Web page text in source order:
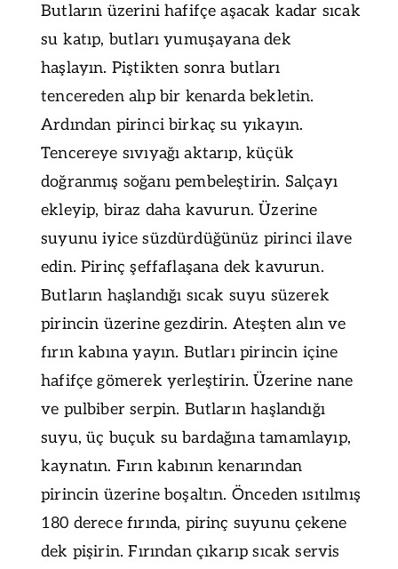
Butların üzerini hafifçe aşacak kadar sıcak
su katıp, butları yumuşayana dek
haşlayın. Piştikten sonra butları
tencereden alıp bir kenarda bekletin.
Ardından pirinci birkaç su yıkayın.
Tencereye sıvıyağı aktarıp, küçük
doğranmış soğanı pembeleştirin. Salçayı
ekleyip, biraz daha kavurun. Üzerine
suyunu iyice süzdürdüğünüz pirinci ilave
edin. Pirinç şeffaflaşana dek kavurun.
Butların haşlandığı sıcak suyu süzerek
pirincin üzerine gezdirin. Ateşten alın ve
fırın kabına yayın. Butları pirincin içine
hafifçe gömerek yerleştirin. Üzerine nane
ve pulbiber serpin. Butların haşlandığı
suyu, üç buçuk su bardağına tamamlayıp,
kaynatın. Fırın kabının kenarından
pirincin üzerine boşaltın. Önceden ısıtılmış
180 derece fırında, pirinç suyunu çekene
dek pişirin. Fırından çıkarıp sıcak servis